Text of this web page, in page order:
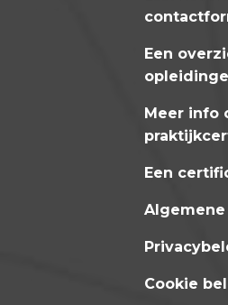
Een
Meer info
Een
Cookie